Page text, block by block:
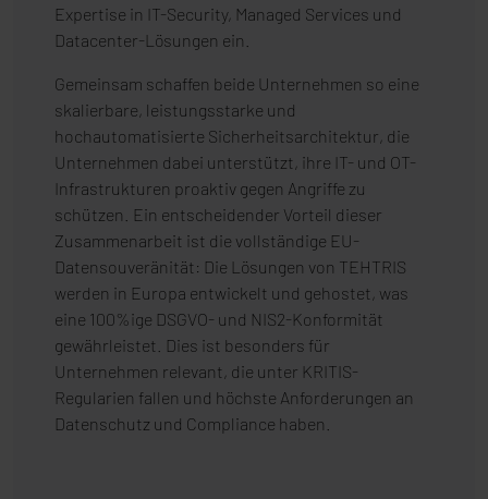
Expertise in IT-Security, Managed Services und
Datacenter-Lösungen ein.
Gemeinsam schaffen beide Unternehmen so eine
skalierbare, leistungsstarke und
hochautomatisierte Sicherheitsarchitektur, die
Unternehmen dabei unterstützt, ihre IT- und OT-
Infrastrukturen proaktiv gegen Angriffe zu
schützen. Ein entscheidender Vorteil dieser
Zusammenarbeit ist die vollständige EU-
Datensouveränität: Die Lösungen von TEHTRIS
werden in Europa entwickelt und gehostet, was
eine 100%ige DSGVO- und NIS2-Konformität
gewährleistet. Dies ist besonders für
Unternehmen relevant, die unter KRITIS-
Regularien fallen und höchste Anforderungen an
Datenschutz und Compliance haben.